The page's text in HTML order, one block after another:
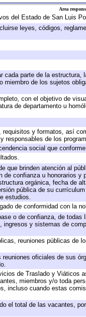
Area
del Estado de San Luis
leyes, códigos,
parte de la estructura,
de los sujetos
con el objetivo de
de departamento u
y formatos, así
de los
social que
que brinden atención al
confianza u honorarios y
orgánica, fecha de
pública de su
estudios.
de conformidad con la
o de confianza, de todas
y sistemas de
reuniones públicas de
oficiales de sus
de Traslado y Viáticos
miembros y/o toda
incluso cuando estas
el total de las vacantes,